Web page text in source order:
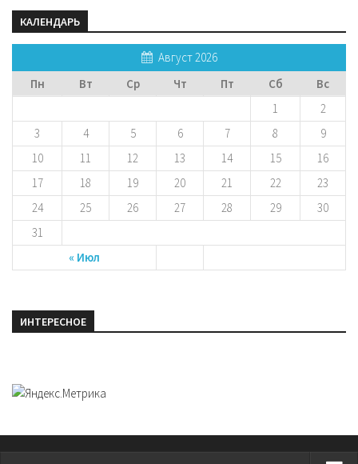
КАЛЕНДАРЬ
Август 2026
Пн
Вт Ср Чт Пт Сб Вс
« Июл
1
2
3
4 5 6 7 8
9
10
11 12 13 14 15
16
17
18 19 20 21 22
23
24
25 26 27 28 29
30
31
ИНТЕРЕСНОЕ